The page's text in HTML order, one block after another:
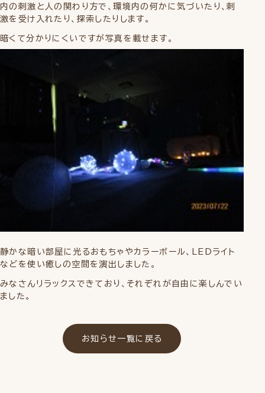
内の刺激と人の関わり方で、環境内の何かに気づいたり、刺
激を受け入れたり、探索したりします。
暗くて分かりにくいですが写真を載せます。
静かな暗い部屋に光るおもちゃやカラーボール、LEDライト
などを使い癒しの空間を演出しました。
みなさんリラックスできており、それぞれが自由に楽しんでい
ました。
お知らせ一覧に戻る